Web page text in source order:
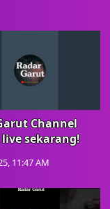
Channel
sekarang!
11:47 AM